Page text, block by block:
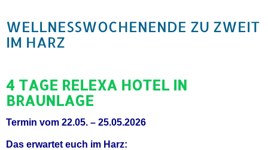
WELLNESSWOCHENENDE ZU ZWEIT
IM HARZ
4 TAGE RELEXA HOTEL IN
BRAUNLAGE
Termin vom 22.05. – 25.05.2026
Das erwartet euch im Harz: